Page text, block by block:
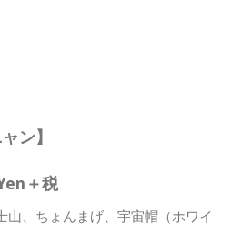
ン】
＋税
、ちょんまげ、宇宙帽（ホワイ